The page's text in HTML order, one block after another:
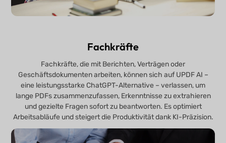
Fachkräfte
Fachkräfte, die mit Berichten, Verträgen oder
Geschäftsdokumenten arbeiten, können sich auf UPDF AI –
eine leistungsstarke ChatGPT-Alternative – verlassen, um
lange PDFs zusammenzufassen, Erkenntnisse zu extrahieren
und gezielte Fragen sofort zu beantworten. Es optimiert
Arbeitsabläufe und steigert die Produktivität dank KI-Präzision.